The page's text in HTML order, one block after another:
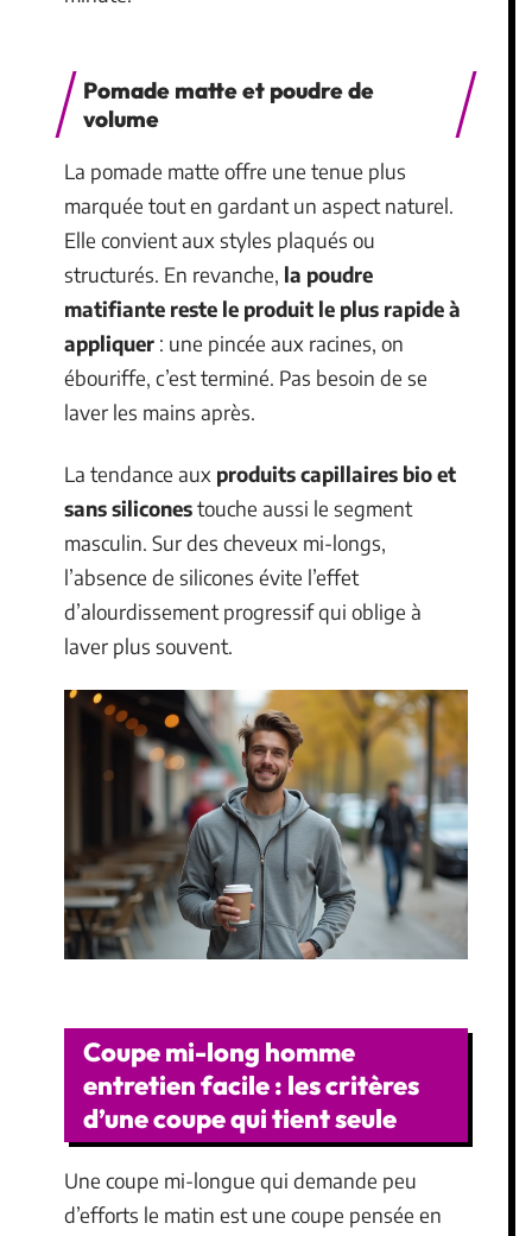
Pomade matte et poudre de
volume
La pomade matte offre une tenue plus
marquée tout en gardant un aspect naturel.
Elle convient aux styles plaqués ou
structurés. En revanche, la poudre
matifiante reste le produit le plus rapide à
appliquer : une pincée aux racines, on
ébouriffe, c’est terminé. Pas besoin de se
laver les mains après.
La tendance aux produits capillaires bio et
sans siliconestouche aussi le segment
masculin. Sur des cheveux mi-longs,
l’absence de silicones évite l’effet
d’alourdissement progressif qui oblige à
laver plus souvent.
Coupe mi-long homme
entretien facile : les critères
d’une coupe qui tient seule
Une coupe mi-longue qui demande peu
d’efforts le matin est une coupe pensée en